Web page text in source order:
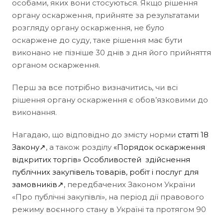
особами, яких вони стосуються. Якщо рішення
органу оскарження, прийняте за результатами
розгляду органу оскарження, не було
оскаржене до суду, таке рішення має бути
виконано не пізніше 30 днів з дня його прийняття
органом оскарження.
Перш за все потрібно визначитись, чи всі
рішення органу оскарження є обов’язковими до
виконання.
Нагадаю, що відповідно до змісту норми статті 18
Закону↗, а також розділу «Порядок оскарження
відкритих торгів» Особливостей здійснення
публічних закупівель товарів, робіт і послуг для
замовників↗, передбачених Законом України
«Про публічні закупівлі», на період дії правового
режиму воєнного стану в Україні та протягом 90